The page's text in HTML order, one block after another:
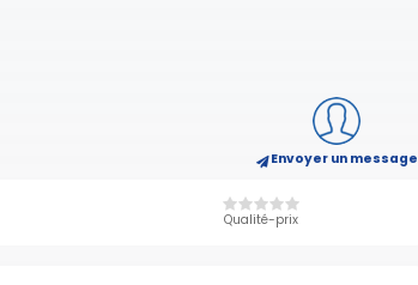
Envoyer un message
Qualité-prix